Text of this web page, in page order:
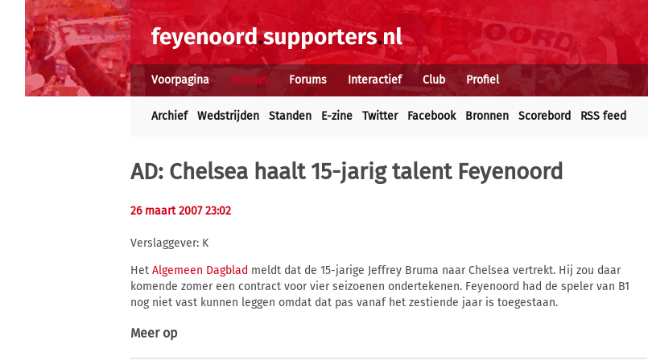
Voorpagina Nieuws Forums Interactief Club Profiel
Archief Wedstrijden Standen E-zine Twitter Facebook Bronnen Scorebord RSS feed
AD: Chelsea haalt 15-jarig talent Feyenoord
26 maart 2007 23:02
Verslaggever: K
Het Algemeen Dagblad meldt dat de 15-jarige Jeffrey Bruma naar Chelsea vertrekt. Hij zou daar
komende zomer een contract voor vier seizoenen ondertekenen. Feyenoord had de speler van B1
nog niet vast kunnen leggen omdat dat pas vanaf het zestiende jaar is toegestaan.
Meer op